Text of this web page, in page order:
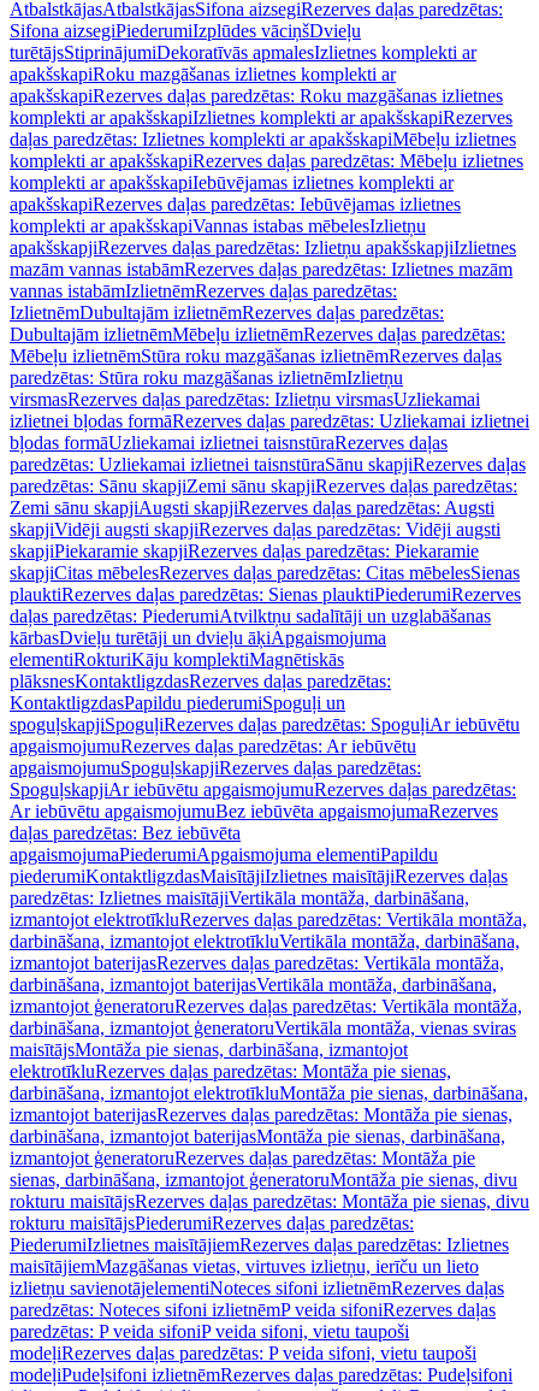
AtbalstkājasAtbalstkājasSifona aizsegiRezerves daļas paredzētas:
Sifona aizsegiPiederumiIzplūdes vāciņšDvieļu
turētājsStiprinājumiDekoratīvās apmalesIzlietnes komplekti ar
apakšskapiRoku mazgāšanas izlietnes komplekti ar
apakšskapiRezerves daļas paredzētas: Roku mazgāšanas izlietnes
komplekti ar apakšskapiIzlietnes komplekti ar apakšskapiRezerves
daļas paredzētas: Izlietnes komplekti ar apakšskapiMēbeļu izlietnes
komplekti ar apakšskapiRezerves daļas paredzētas: Mēbeļu izlietnes
komplekti ar apakšskapiIebūvējamas izlietnes komplekti ar
apakšskapiRezerves daļas paredzētas: Iebūvējamas izlietnes
komplekti ar apakšskapiVannas istabas mēbelesIzlietņu
apakšskapjiRezerves daļas paredzētas: Izlietņu apakšskapjiIzlietnes
mazām vannas istabāmRezerves daļas paredzētas: Izlietnes mazām
vannas istabāmIzlietnēmRezerves daļas paredzētas:
IzlietnēmDubultajām izlietnēmRezerves daļas paredzētas:
Dubultajām izlietnēmMēbeļu izlietnēmRezerves daļas paredzētas:
Mēbeļu izlietnēmStūra roku mazgāšanas izlietnēmRezerves daļas
paredzētas: Stūra roku mazgāšanas izlietnēmIzlietņu
virsmasRezerves daļas paredzētas: Izlietņu virsmasUzliekamai
izlietnei bļodas formāRezerves daļas paredzētas: Uzliekamai izlietnei
bļodas formāUzliekamai izlietnei taisnstūraRezerves daļas
paredzētas: Uzliekamai izlietnei taisnstūraSānu skapjiRezerves daļas
paredzētas: Sānu skapjiZemi sānu skapjiRezerves daļas paredzētas:
Zemi sānu skapjiAugsti skapjiRezerves daļas paredzētas: Augsti
skapjiVidēji augsti skapjiRezerves daļas paredzētas: Vidēji augsti
skapjiPiekaramie skapjiRezerves daļas paredzētas: Piekaramie
skapjiCitas mēbelesRezerves daļas paredzētas: Citas mēbelesSienas
plauktiRezerves daļas paredzētas: Sienas plauktiPiederumiRezerves
daļas paredzētas: PiederumiAtvilktņu sadalītāji un uzglabāšanas
kārbasDvieļu turētāji un dvieļu āķiApgaismojuma
elementiRokturiKāju komplektiMagnētiskās
plāksnesKontaktligzdasRezerves daļas paredzētas:
KontaktligzdasPapildu piederumiSpoguļi un
spoguļskapjiSpoguļiRezerves daļas paredzētas: SpoguļiAr iebūvētu
apgaismojumuRezerves daļas paredzētas: Ar iebūvētu
apgaismojumuSpoguļskapjiRezerves daļas paredzētas:
SpoguļskapjiAr iebūvētu apgaismojumuRezerves daļas paredzētas:
Ar iebūvētu apgaismojumuBez iebūvēta apgaismojumaRezerves
daļas paredzētas: Bez iebūvēta
apgaismojumaPiederumiApgaismojuma elementiPapildu
piederumiKontaktligzdasMaisītājiIzlietnes maisītājiRezerves daļas
paredzētas: Izlietnes maisītājiVertikāla montāža, darbināšana,
izmantojot elektrotīkluRezerves daļas paredzētas: Vertikāla montāža,
darbināšana, izmantojot elektrotīkluVertikāla montāža, darbināšana,
izmantojot baterijasRezerves daļas paredzētas: Vertikāla montāža,
darbināšana, izmantojot baterijasVertikāla montāža, darbināšana,
izmantojot ģeneratoruRezerves daļas paredzētas: Vertikāla montāža,
darbināšana, izmantojot ģeneratoruVertikāla montāža, vienas sviras
maisītājsMontāža pie sienas, darbināšana, izmantojot
elektrotīkluRezerves daļas paredzētas: Montāža pie sienas,
darbināšana, izmantojot elektrotīkluMontāža pie sienas, darbināšana,
izmantojot baterijasRezerves daļas paredzētas: Montāža pie sienas,
darbināšana, izmantojot baterijasMontāža pie sienas, darbināšana,
izmantojot ģeneratoruRezerves daļas paredzētas: Montāža pie
sienas, darbināšana, izmantojot ģeneratoruMontāža pie sienas, divu
rokturu maisītājsRezerves daļas paredzētas: Montāža pie sienas, divu
rokturu maisītājsPiederumiRezerves daļas paredzētas:
PiederumiIzlietnes maisītājiemRezerves daļas paredzētas: Izlietnes
maisītājiemMazgāšanas vietas, virtuves izlietņu, ierīču un lieto
izlietņu savienotājelementiNoteces sifoni izlietnēmRezerves daļas
paredzētas: Noteces sifoni izlietnēmP veida sifoniRezerves daļas
paredzētas: P veida sifoniP veida sifoni, vietu taupoši
modeļiRezerves daļas paredzētas: P veida sifoni, vietu taupoši
modeļiPudeļsifoni izlietnēmRezerves daļas paredzētas: Pudeļsifoni